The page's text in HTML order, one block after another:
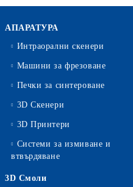
АПАРАТУРА
Интраорални скенери
Машини за фрезоване
Печки за синтероване
3D Скенери
3D Принтери
Системи за измиване и
втвърдяване
3D Смоли